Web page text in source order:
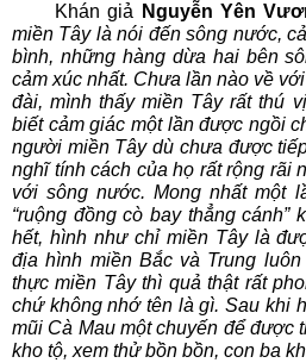
Khán giả Nguyễn Yên
miền Tây là nói đến sông nước,
bình, những hàng dừa hai bên
cảm xúc nhất. Chưa lần nào về
đài, mình thấy miền Tây rất thú
biết cảm giác một lần được ngồi
người miền Tây dù chưa được
nghĩ tính cách của họ rất rộng rãi
với sông nước. Mong nhất một
“ruộng đồng cò bay thẳng cánh”
hết, hình như chỉ miền Tây là
địa hình miền Bắc và Trung
thực miền Tây thì quả thật rất
chứ không nhớ tên là gì. Sau khi
mũi Cà Mau một chuyến để được
kho tộ, xem thử bồn bồn, con ba